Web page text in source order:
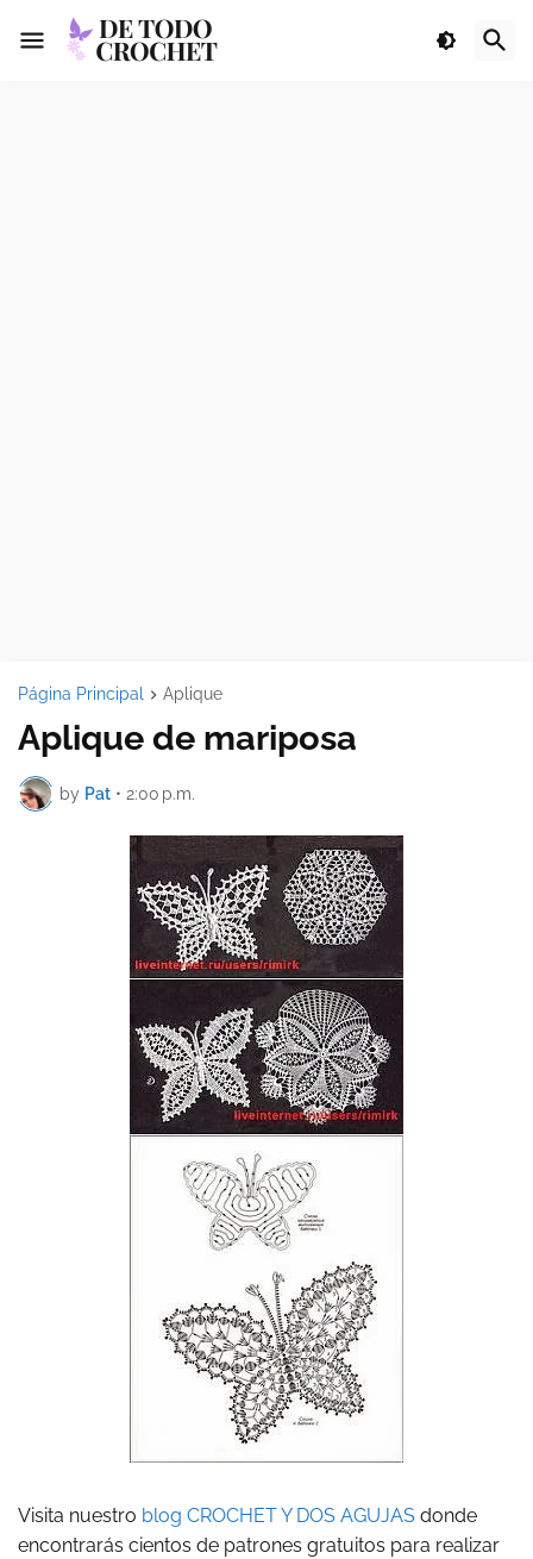
Página Principal Aplique
Aplique de mariposa
by Pat • 2:00 p.m.
Visita nuestro blog CROCHET Y DOS AGUJAS donde
encontrarás cientos de patrones gratuitos para realizar